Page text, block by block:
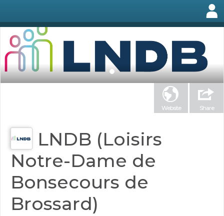
Website Share
LNDB (Loisirs
Notre-Dame de
Bonsecours de
Brossard)